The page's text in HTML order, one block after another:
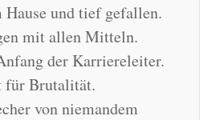
Hause und tief gefallen.
mit allen Mitteln.
der Karriereleiter.
für Brutalität.
von niemandem